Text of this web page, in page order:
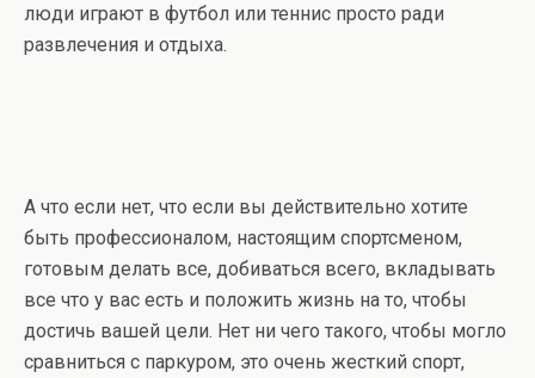
люди играют в футбол или теннис просто ради
развлечения и отдыха.
А что если нет, что если вы действительно хотите
быть профессионалом, настоящим спортсменом,
готовым делать все, добиваться всего, вкладывать
все что у вас есть и положить жизнь на то, чтобы
достичь вашей цели. Нет ни чего такого, чтобы могло
сравниться с паркуром, это очень жесткий спорт,